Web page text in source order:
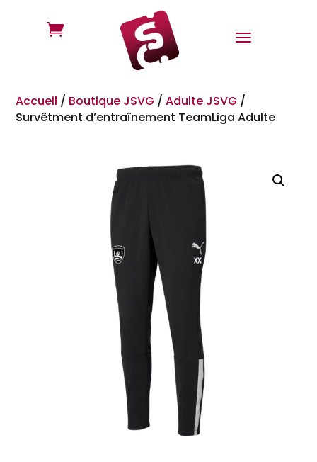

Accueil / Boutique JSVG /Adulte JSVG /
Survêtment d’entraînement TeamLiga Adulte